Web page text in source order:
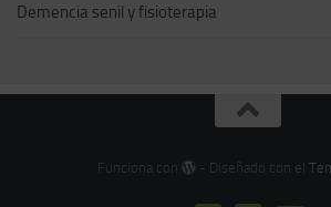
Demencia senil y fisioterapia
Funciona con - Diseñado con el